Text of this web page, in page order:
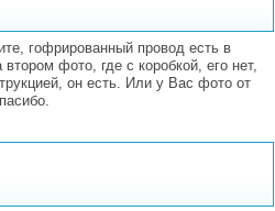
гофрированный провод есть в
фото, где с коробкой, его нет,
он есть. Или у Вас фото от